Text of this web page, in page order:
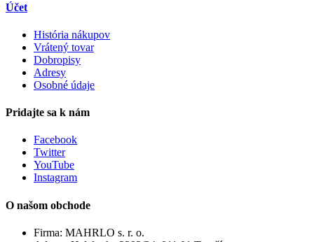
Účet
História nákupov
Vrátený tovar
Dobropisy
Adresy
Osobné údaje
Pridajte sa k nám
Facebook
Twitter
YouTube
Instagram
O našom obchode
Firma: MAHRLO s. r. o.